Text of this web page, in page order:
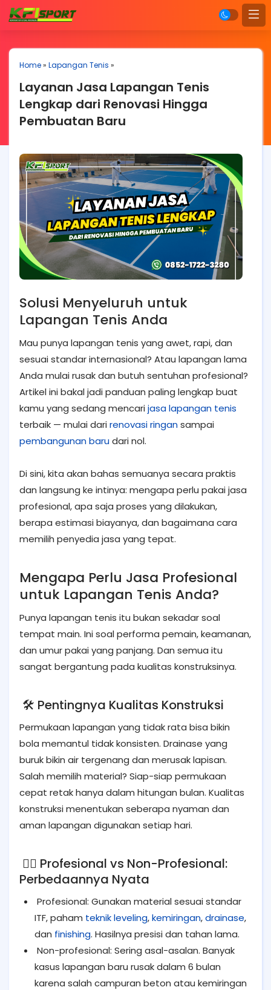
Home» Lapangan Tenis »
Layanan Jasa Lapangan Tenis
Lengkap dari Renovasi Hingga
Pembuatan Baru
Solusi Menyeluruh untuk
Lapangan Tenis Anda
Mau punya lapangan tenis yang awet, rapi, dan
sesuai standar internasional? Atau lapangan lama
Anda mulai rusak dan butuh sentuhan profesional?
Artikel ini bakal jadi panduan paling lengkap buat
kamu yang sedang mencarijasa lapangan tenis
terbaik — mulai darirenovasi ringansampai
pembangunan barudari nol.
Di sini, kita akan bahas semuanya secara praktis
dan langsung ke intinya: mengapa perlu pakai jasa
profesional, apa saja proses yang dilakukan,
berapa estimasi biayanya, dan bagaimana cara
memilih penyedia jasa yang tepat.
Mengapa Perlu Jasa Profesional
untuk Lapangan Tenis Anda?
Punya lapangan tenis itu bukan sekadar soal
tempat main. Ini soal performa pemain, keamanan,
dan umur pakai yang panjang. Dan semua itu
sangat bergantung pada kualitas konstruksinya.
🛠️ Pentingnya Kualitas Konstruksi
Permukaan lapangan yang tidak rata bisa bikin
bola memantul tidak konsisten. Drainase yang
buruk bikin air tergenang dan merusak lapisan.
Salah memilih material? Siap-siap permukaan
cepat retak hanya dalam hitungan bulan. Kualitas
konstruksi menentukan seberapa nyaman dan
aman lapangan digunakan setiap hari.
👷‍♂️ Profesional vs Non-Profesional:
Perbedaannya Nyata
Profesional: Gunakan material sesuai standar
ITF, paham teknik leveling,kemiringan,drainase,
dan finishing. Hasilnya presisi dan tahan lama.
Non-profesional: Sering asal-asalan. Banyak
kasus lapangan baru rusak dalam 6 bulan
karena salah campuran beton atau kemiringan